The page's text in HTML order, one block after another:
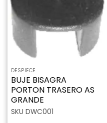
deseos
DESPIECE
BUJE BISAGRA
PORTON TRASERO AS
GRANDE
SKU DWC001